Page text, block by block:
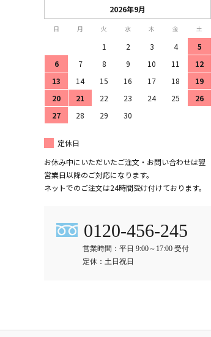
2026年9月
日 月 火 水 木 金 土
1 2 3 4
5
6
7 8 9 10 11
12
13
14 15 16 17 18
19
20
21 22 23 24 25
26
27
28 29 30
定休日
お休み中にいただいたご注文・お問い合わせは翌
営業日以降のご対応になります。
ネットでのご注文は24時間受け付けております。
0120-456-245
営業時間：平日 9:00～17:00 受付
定休：土日祝日